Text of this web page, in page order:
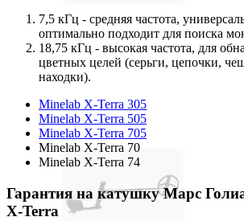
7,5 кГц - средняя частота,
оптимально подходит для поиска
18,75 кГц - высокая частота, для
цветных целей (серьги, цепочки,
находки).
Minelab X-Terra 305
Minelab X-Terra 505
Minelab X-Terra 705
Minelab X-Terra 70
Minelab X-Terra 74
Гарантия на катушку Марс
X-Terra